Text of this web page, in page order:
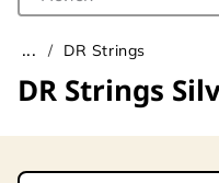
DR Strings
DR Strings